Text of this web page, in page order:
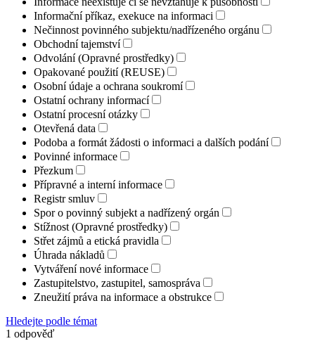
Informační příkaz, exekuce na informaci
Nečinnost povinného subjektu/nadřízeného orgánu
Obchodní tajemství
Odvolání (Opravné prostředky)
Opakované použití (REUSE)
Osobní údaje a ochrana soukromí
Ostatní ochrany informací
Ostatní procesní otázky
Otevřená data
Podoba a formát žádosti o informaci a dalších podání
Povinné informace
Přezkum
Přípravné a interní informace
Registr smluv
Spor o povinný subjekt a nadřízený orgán
Stížnost (Opravné prostředky)
Střet zájmů a etická pravidla
Úhrada nákladů
Vytváření nové informace
Zastupitelstvo, zastupitel, samospráva
Zneužití práva na informace a obstrukce
Hledejte podle témat
1 odpověď